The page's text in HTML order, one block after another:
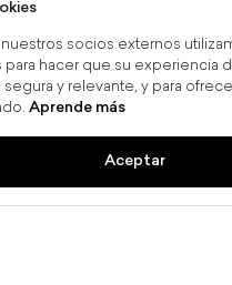
nuestros socios externos
hacer que su experiencia
segura y relevante, y para
Aprende más
Aceptar
Compra en